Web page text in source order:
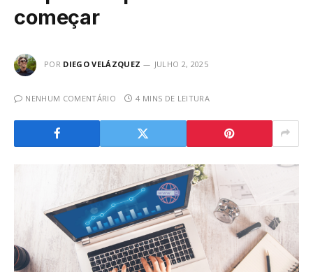
começar
POR DIEGO VELÁZQUEZ JULHO 2, 2025
NENHUM COMENTÁRIO 4 MINS DE LEITURA